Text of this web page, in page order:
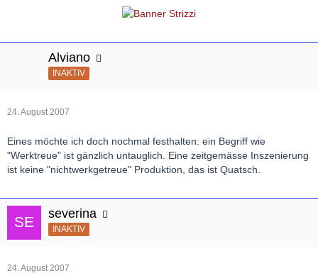
Alviano
INAKTIV
24. August 2007
Eines möchte ich doch nochmal festhalten: ein Begriff wie
"Werktreue" ist gänzlich untauglich. Eine zeitgemässe Inszenierung
ist keine "nichtwerkgetreue" Produktion, das ist Quatsch.
severina
INAKTIV
24. August 2007